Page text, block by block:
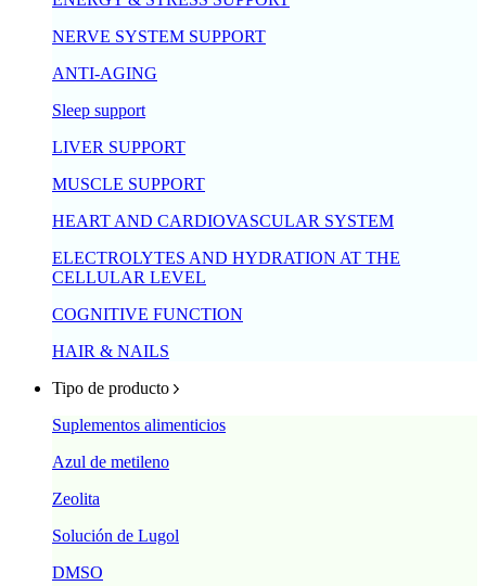
NERVE SYSTEM SUPPORT
ANTI-AGING
Sleep support
LIVER SUPPORT
MUSCLE SUPPORT
HEART AND CARDIOVASCULAR SYSTEM
ELECTROLYTES AND HYDRATION AT THE
CELLULAR LEVEL
COGNITIVE FUNCTION
HAIR & NAILS
Tipo de producto
Suplementos alimenticios
Azul de metileno
Zeolita
Solución de Lugol
DMSO